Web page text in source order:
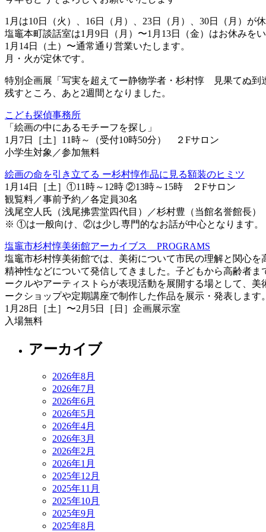
1月は10日（火）、16日（月）、23日（月）、30日（月）が
塩竈本町談話室は1月9日（月）〜1月13日（金）はお休みを
1月14日（土）〜通常通り営業いたします。
月・火が定休です。
特別企画展「写実を超えてー静物学者・杉村惇 見果てぬ到
残すところ、あと2週間となりました。
こども探偵事務所
「絵画の中にあるモチーフを探し」
1月7日［土］11時～（受付10時50分） ２Fサロン
小学生対象／参加無料
絵画の命を引き立てる ー杉村惇作品に見る額装のヒミツ
1月14日［土］①11時～12時 ②13時～15時 ２Fサロン
観覧料／事前予約／各定員30名
浅尾空人氏（浅尾拂雲堂四代目）／杉村豊（当館名誉館長）
※ ①は一般向け、②は少し専門的なお話が中心となります。
塩竈市杉村惇美術館アーカイブス PROGRAMS
塩竈市杉村惇美術館では、美術について市民の理解と関心
精神性などについて発信してきました。子どもから高齢者
ークルやアーティストらが表現活動を展開する場として、
ークショップや定期講座で制作した作品を展示・発表します
1月28日［土］〜2月5日［日］企画展示室
入場無料
アーカイブ
2026年8月
2026年7月
2026年6月
2026年5月
2026年4月
2026年3月
2026年2月
2026年1月
2025年12月
2025年11月
2025年10月
2025年9月
2025年8月